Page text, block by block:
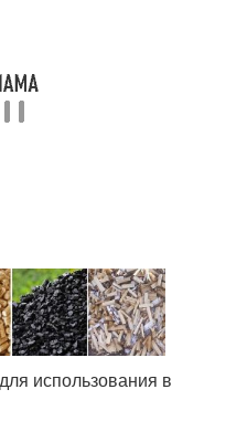
использования в